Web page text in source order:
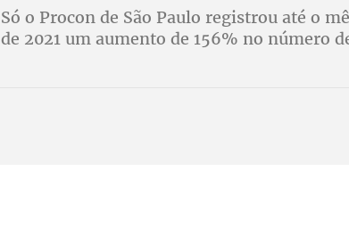
Só o Procon de São Paulo registrou até o
de 2021 um aumento de 156% no número